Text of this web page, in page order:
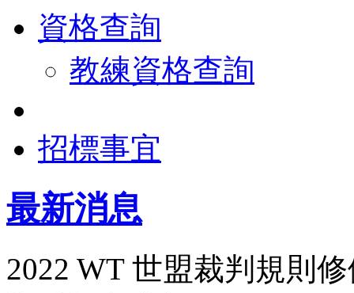
資格查詢
教練資格查詢
招標事宜
最新消息
2022 WT 世盟裁判規則